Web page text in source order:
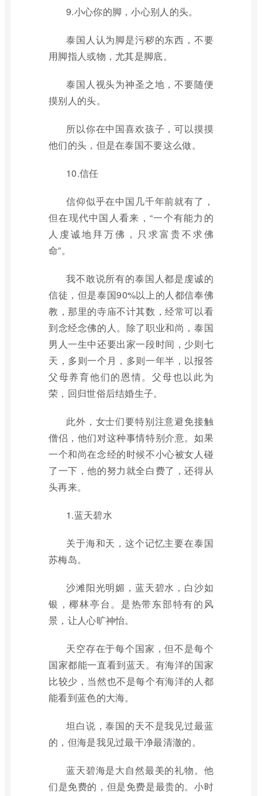
9.小心你的脚，小心别人的头。
泰国人认为脚是污秽的东西，不要
用脚指人或物，尤其是脚底。
泰国人视头为神圣之地，不要随便
摸别人的头。
所以你在中国喜欢孩子，可以摸摸
他们的头，但是在泰国不要这么做。
10.信任
信仰似乎在中国几千年前就有了，
但在现代中国人看来，“一个有能力的
人虔诚地拜万佛，只求富贵不求佛
命”。
我不敢说所有的泰国人都是虔诚的
信徒，但是泰国90%以上的人都信奉佛
教，那里的寺庙不计其数，经常可以看
到念经念佛的人。除了职业和尚，泰国
男人一生中还要出家一段时间，少则七
天，多则一个月，多则一年半，以报答
父母养育他们的恩情。父母也以此为
荣，回归世俗后结婚生子。
此外，女士们要特别注意避免接触
僧侣，他们对这种事情特别介意。如果
一个和尚在念经的时候不小心被女人碰
了一下，他的努力就全白费了，还得从
头再来。
1.蓝天碧水
关于海和天，这个记忆主要在泰国
苏梅岛。
沙滩阳光明媚，蓝天碧水，白沙如
银，椰林亭台。是热带东部特有的风
景，让人心旷神怡。
天空存在于每个国家，但不是每个
国家都能一直看到蓝天。有海洋的国家
比较少，当然也不是每个有海洋的人都
能看到蓝色的大海。
坦白说，泰国的天不是我见过最蓝
的，但海是我见过最干净最清澈的。
蓝天碧海是大自然最美的礼物。他
们是免费的，但是免费是最贵的。小时